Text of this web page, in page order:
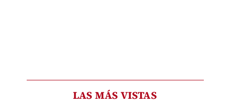
LAS MÁS VISTAS